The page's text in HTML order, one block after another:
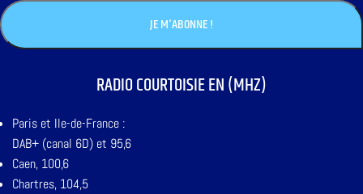
RADIO COURTOISIE EN (MHZ)
Paris et Ile-de-France :
DAB+ (canal 6D) et 95,6
Caen, 100,6
Chartres, 104,5